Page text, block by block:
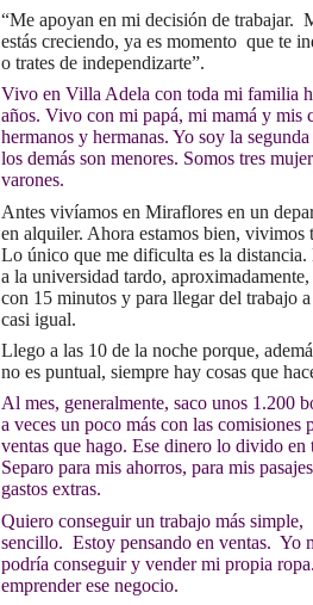
“Me apoyan en mi decisión de trabajar.
estás creciendo, ya es momento que te
o trates de independizarte”.
Vivo en Villa Adela con toda mi familia
años. Vivo con mi papá, mi mamá y mis
hermanos y hermanas. Yo soy la
los demás son menores. Somos tres
varones.
Antes vivíamos en Miraflores en un
en alquiler. Ahora estamos bien, vivimos
Lo único que me dificulta es la distancia.
a la universidad tardo,
con 15 minutos y para llegar del trabajo a
casi igual.
Llego a las 10 de la noche porque,
no es puntual, siempre hay cosas que
Al mes, generalmente, saco unos 1.200
a veces un poco más con las comisiones
ventas que hago. Ese dinero lo divido en
Separo para mis ahorros, para mis
gastos extras.
Quiero conseguir un trabajo más simple,
sencillo. Estoy pensando en ventas. Yo
podría conseguir y vender mi propia
emprender ese negocio.